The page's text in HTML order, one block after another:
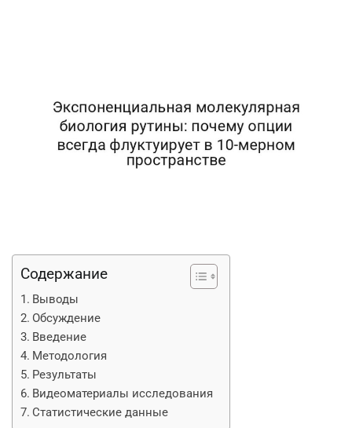
Содержание
Выводы
Обсуждение
Введение
Методология
Результаты
Видеоматериалы исследования
Статистические данные